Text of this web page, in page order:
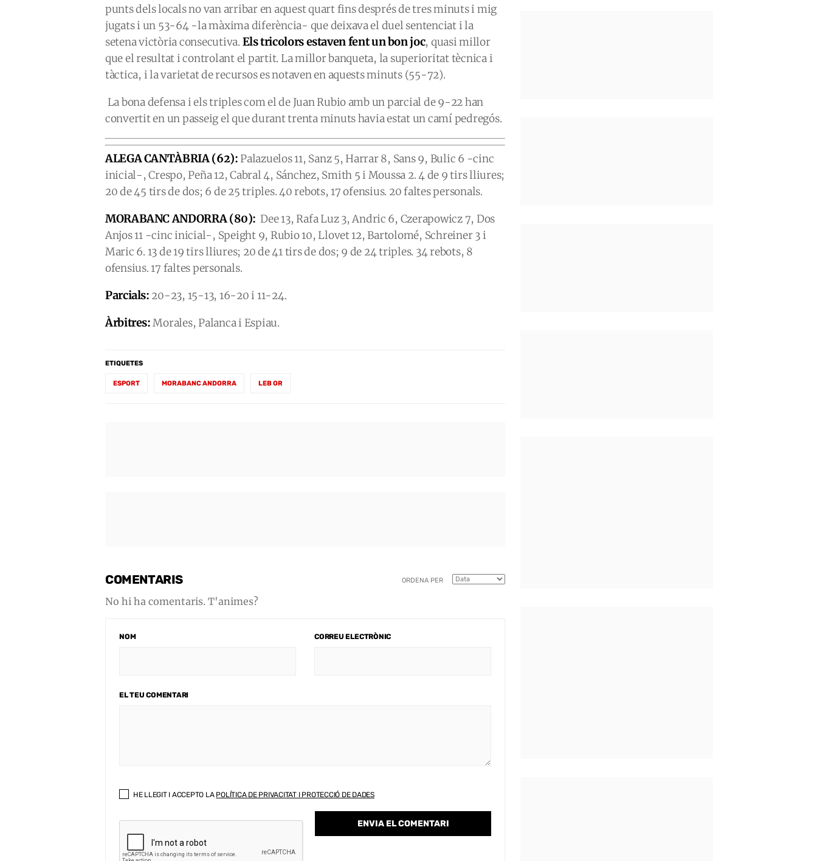
punts dels locals no van arribar en aquest quart fins després de tres minuts i mig
jugats i un 53-64 -la màxima diferència- que deixava el duel sentenciat i la
setena victòria consecutiva. Els tricolors estaven fent un bon joc, quasi millor
que el resultat i controlant el partit. La millor banqueta, la superioritat tècnica i
tàctica, i la varietat de recursos es notaven en aquests minuts (55-72).
La bona defensa i els triples com el de Juan Rubio amb un parcial de 9-22 han
convertit en un passeig el que durant trenta minuts havia estat un camí pedregós.
ALEGA CANTÀBRIA (62): Palazuelos 11, Sanz 5, Harrar 8, Sans 9, Bulic 6 -cinc
inicial-, Crespo, Peña 12, Cabral 4, Sánchez, Smith 5 i Moussa 2. 4 de 9 tirs lliures;
20 de 45 tirs de dos; 6 de 25 triples. 40 rebots, 17 ofensius. 20 faltes personals.
MORABANC ANDORRA (80): Dee 13, Rafa Luz 3, Andric 6, Czerapowicz 7, Dos
Anjos 11 -cinc inicial-, Speight 9, Rubio 10, Llovet 12, Bartolomé, Schreiner 3 i
Maric 6. 13 de 19 tirs lliures; 20 de 41 tirs de dos; 9 de 24 triples. 34 rebots, 8
ofensius. 17 faltes personals.
Parcials: 20-23, 15-13, 16-20 i 11-24.
Àrbitres:Morales, Palanca i Espiau.
ETIQUETES
ESPORT MORABANC ANDORRA LEB OR
COMENTARIS ORDENA PER
No hi ha comentaris. T'animes?
NOM CORREU ELECTRÒNIC
EL TEU COMENTARI
HE LLEGIT I ACCEPTO LA POLÍTICA DE PRIVACITAT I PROTECCIÓ DE DADES